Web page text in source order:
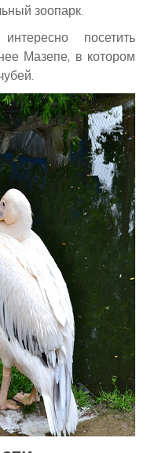
зоопарк.
посетить
Мазепе, в котором